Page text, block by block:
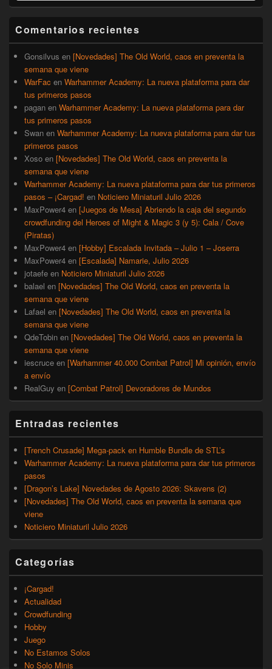
lateral
primaria
Comentarios recientes
Gonsilvus en [Novedades] The Old World, caos en preventa la
semana que viene
WarFac en Warhammer Academy: La nueva plataforma para dar
tus primeros pasos
pagan en Warhammer Academy: La nueva plataforma para dar
tus primeros pasos
Swan en Warhammer Academy: La nueva plataforma para dar tus
primeros pasos
Xoso en [Novedades] The Old World, caos en preventa la
semana que viene
Warhammer Academy: La nueva plataforma para dar tus primeros
pasos – ¡Cargad! en Noticiero Miniaturil Julio 2026
MaxPower4 en [Juegos de Mesa] Abriendo la caja del segundo
crowdfunding del Heroes of Might & Magic 3 (y 5): Cala / Cove
(Piratas)
MaxPower4 en [Hobby] Escalada Invitada – Julio 1 – Joserra
MaxPower4 en [Escalada] Namarie, Julio 2026
jotaefe en Noticiero Miniaturil Julio 2026
balael en [Novedades] The Old World, caos en preventa la
semana que viene
Lafael en [Novedades] The Old World, caos en preventa la
semana que viene
QdeTobin en [Novedades] The Old World, caos en preventa la
semana que viene
iescruce en [Warhammer 40.000 Combat Patrol] Mi opinión, envío
a envío
RealGuy en [Combat Patrol] Devoradores de Mundos
Entradas recientes
[Trench Crusade] Mega-pack en Humble Bundle de STL’s
Warhammer Academy: La nueva plataforma para dar tus primeros
pasos
[Dragon’s Lake] Novedades de Agosto 2026: Skavens (2)
[Novedades] The Old World, caos en preventa la semana que
viene
Noticiero Miniaturil Julio 2026
Categorías
¡Cargad!
Actualidad
Crowdfunding
Hobby
Juego
No Estamos Solos
No Solo Minis